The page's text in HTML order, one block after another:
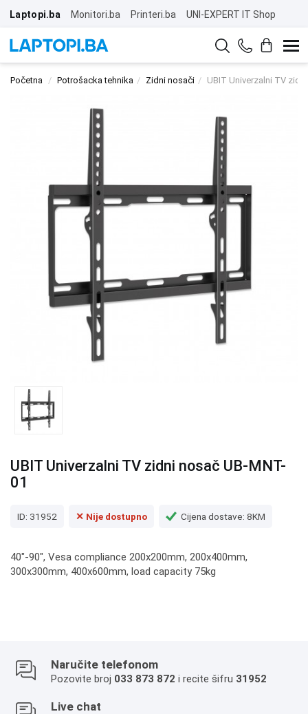
Laptopi.ba Monitori.ba Printeri.ba UNI-EXPERT IT Shop
Početna Potrošacka tehnika Zidni nosači UBIT Univerzalni TV
UBIT Univerzalni TV zidni nosač UB-MNT-
01
ID: 31952 ✕ Nije dostupno Cijena dostave: 8KM
40"-90", Vesa compliance 200x200mm, 200x400mm,
300x300mm, 400x600mm, load capacity 75kg
Naručite telefonom
Pozovite broj 033 873 872 i recite šifru 31952
Live chat